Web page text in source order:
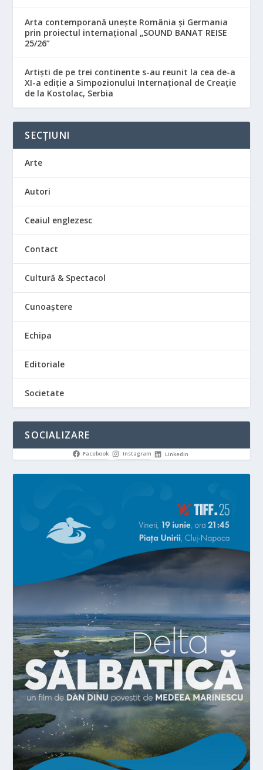
Arta contemporană unește România și Germania
prin proiectul internațional „SOUND BANAT REISE
25/26”
Artiști de pe trei continente s-au reunit la cea de-a
XI-a ediție a Simpozionului Internațional de Creație
de la Kostolac, Serbia
SECȚIUNI
Arte
Autori
Ceaiul englezesc
Contact
Cultură & Spectacol
Cunoaștere
Echipa
Editoriale
Societate
SOCIALIZARE
Facebook Instagram LinkedIn